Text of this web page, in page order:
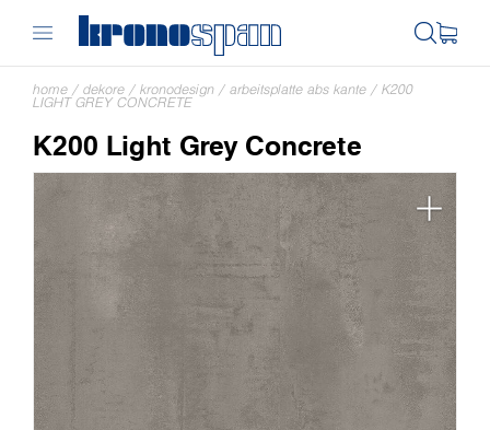
home / dekore / kronodesign / arbeitsplatte abs kante / K200
LIGHT GREY CONCRETE
K200 Light Grey Concrete